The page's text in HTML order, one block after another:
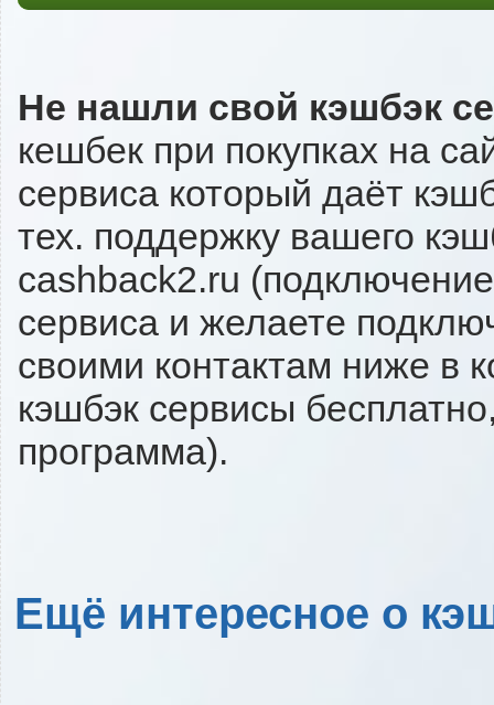
Не нашли свой кэшбэк
кешбек при покупках на
сервиса который даёт
тех. поддержку вашего
cashback2.ru
сервиса и желаете
своими контактам ниже в
кэшбэк сервисы
программа).
Ещё интересное о